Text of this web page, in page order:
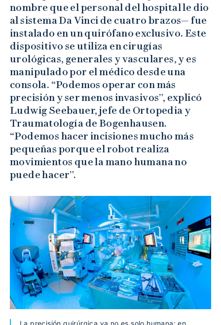
nombre que el personal del hospital le dio
al sistema Da Vinci de cuatro brazos— fue
instalado en un quirófano exclusivo. Este
dispositivo se utiliza en cirugías
urológicas, generales y vasculares, y es
manipulado por el médico desde una
consola. “Podemos operar con más
precisión y ser menos invasivos”, explicó
Ludwig Seebauer, jefe de Ortopedia y
Traumatología de Bogenhausen.
“Podemos hacer incisiones mucho más
pequeñas porque el robot realiza
movimientos que la mano humana no
puede hacer”.
La precisión quirúrgica ya no es solo humana: en